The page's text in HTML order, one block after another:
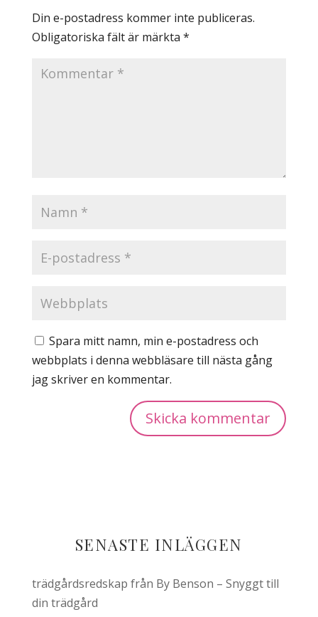
Din e-postadress kommer inte publiceras.
Obligatoriska fält är märkta *
Spara mitt namn, min e-postadress och
webbplats i denna webbläsare till nästa gång
jag skriver en kommentar.
SENASTE INLÄGGEN
trädgårdsredskap från By Benson – Snyggt till
din trädgård